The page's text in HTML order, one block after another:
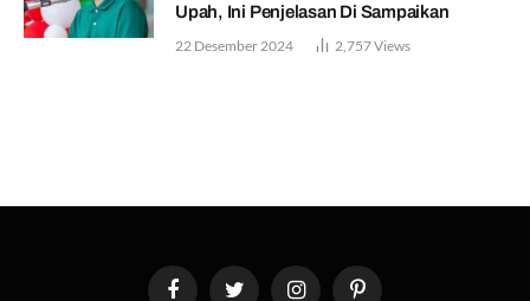
Upah, Ini Penjelasan Di Sampaikan
22 Desember 2024 2,757Views